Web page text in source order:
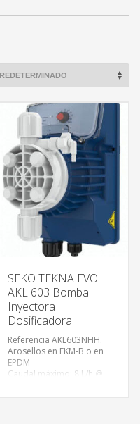
SEKO TEKNA EVO
AKL 603 Bomba
Inyectora
Dosificadora
Referencia AKL603NHH.
Arosellos en FKM-B o en
EPDM
Caudal máximo: 8 L/h @